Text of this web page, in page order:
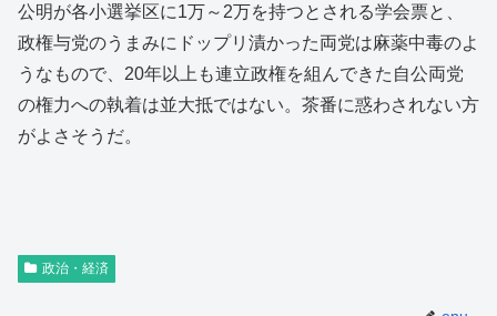
公明が各小選挙区に1万～2万を持つとされる学会票と、
政権与党のうまみにドップリ漬かった両党は麻薬中毒のよ
うなもので、20年以上も連立政権を組んできた自公両党
の権力への執着は並大抵ではない。茶番に惑わされない方
がよさそうだ。
政治・経済